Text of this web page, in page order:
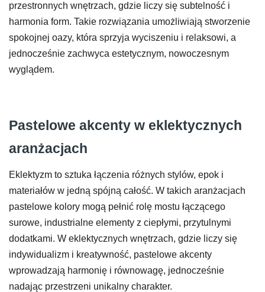
przestronnych wnętrzach, gdzie liczy się subtelność i
harmonia form. Takie rozwiązania umożliwiają stworzenie
spokojnej oazy, która sprzyja wyciszeniu i relaksowi, a
jednocześnie zachwyca estetycznym, nowoczesnym
wyglądem.
Pastelowe akcenty w eklektycznych
aranżacjach
Eklektyzm to sztuka łączenia różnych stylów, epok i
materiałów w jedną spójną całość. W takich aranżacjach
pastelowe kolory mogą pełnić rolę mostu łączącego
surowe, industrialne elementy z ciepłymi, przytulnymi
dodatkami. W eklektycznych wnętrzach, gdzie liczy się
indywidualizm i kreatywność, pastelowe akcenty
wprowadzają harmonię i równowagę, jednocześnie
nadając przestrzeni unikalny charakter.